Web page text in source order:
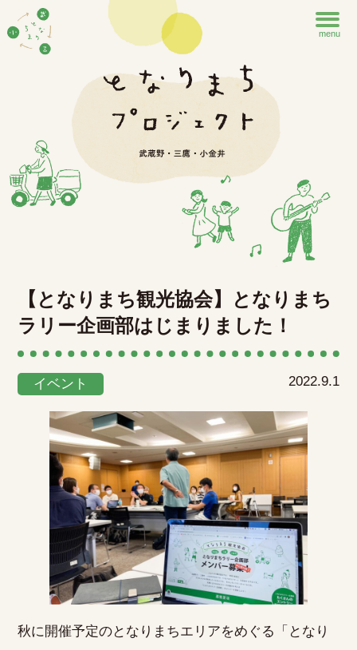
menu
【となりまち観光協会】となりまち
ラリー企画部はじまりました！
イベント 2022.9.1
秋に開催予定のとなりまちエリアをめぐる「となり